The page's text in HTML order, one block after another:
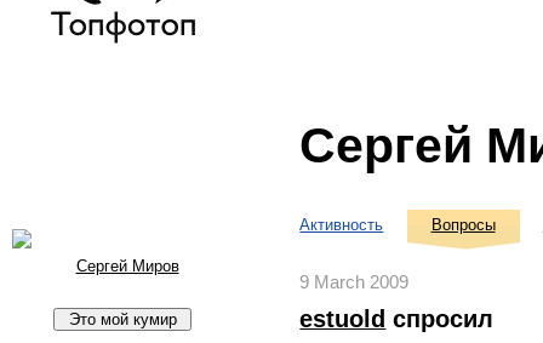
Сергей
Сергей Миров
Активность Вопросы
9 March 2009
estuold спросил